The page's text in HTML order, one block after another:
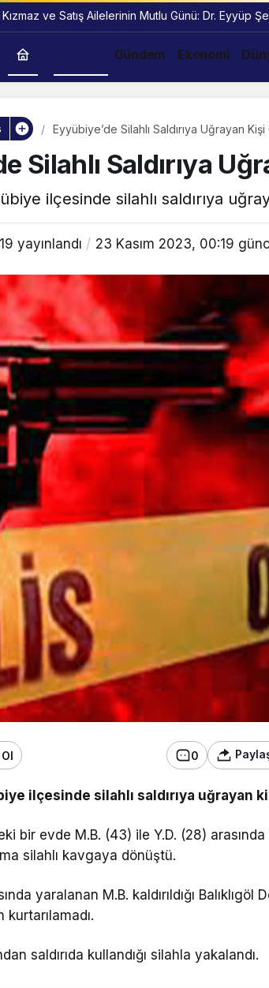
Kızmaz ve Satış Ailelerinin Mutlu Günü: Dr. Eyyüp
Gündem Ekonomi
Eyyübiye’de Silahlı Saldırıya Uğrayan Kişi
Silahlı Saldırıya
ilçesinde silahlı saldırıya
yayınlandı 23 Kasım 2023, 00:19
0
ilçesinde silahlı saldırıya uğrayan
bir evde M.B. (43) ile Y.D. (28)
silahlı kavgaya dönüştü.
yaralanan M.B. kaldırıldığı
saldırıda kullandığı silahla yakalandı.